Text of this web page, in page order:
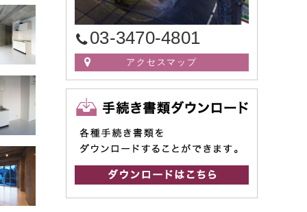
03-3470-4801
アクセスマップ